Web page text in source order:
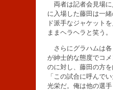
両者は記者会見場に
に入場した藤田は一
ド派手なジャケット
ままヘラヘラと笑う。
さらにグラハムは各
が紳士的な態度でコ
のに対し、藤田の方
「この試合に呼んで
光栄だ。俺は他の選